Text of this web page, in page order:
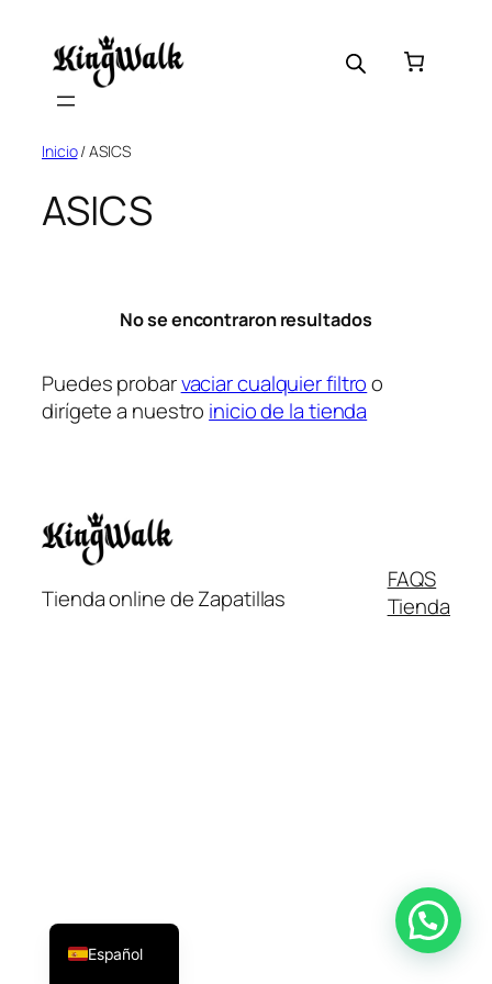
contenido
Inicio/ ASICS
ASICS
No se encontraron resultados
Puedes probarvaciar cualquier filtroo
dirígete a nuestro inicio de la tienda
Tienda online de Zapatillas
FAQS
Tienda
Español